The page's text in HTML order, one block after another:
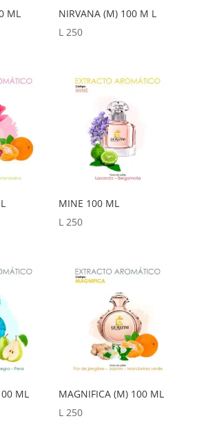
ML
NIRVANA (M) 100 M L
L 250
MINE 100 ML
L 250
ML
MAGNIFICA (M) 100 ML
L 250